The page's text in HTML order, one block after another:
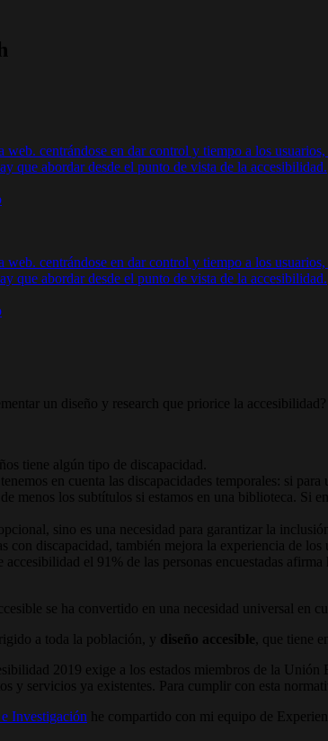
centrándose en dar control y tiempo a los
que abordar desde el punto de vista de la accesibilidad.
centrándose en dar control y tiempo a los
que abordar desde el punto de vista de la accesibilidad.
un diseño y research que priorice la accesibilidad?
tiene algún tipo de discapacidad.
en cuenta las discapacidades temporales: si
menos los subtítulos si estamos en una biblioteca.
sino es una necesidad para garantizar la
con discapacidad, también mejora la experiencia de
accesibilidad el 91% de las personas encuestadas
se ha convertido en una necesidad universal en
a toda la población, y diseño accesible , que tiene
2019 exige a los estados miembros de la
y servicios ya existentes. Para cumplir con esta
Investigación he compartido con mi equipo de